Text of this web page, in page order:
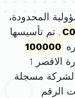
المحدودة،
. تم تأسيسها
100000
، ويقع مقرها الرئيسي في عمارة الاقصر 1
مسجلة
الرقم